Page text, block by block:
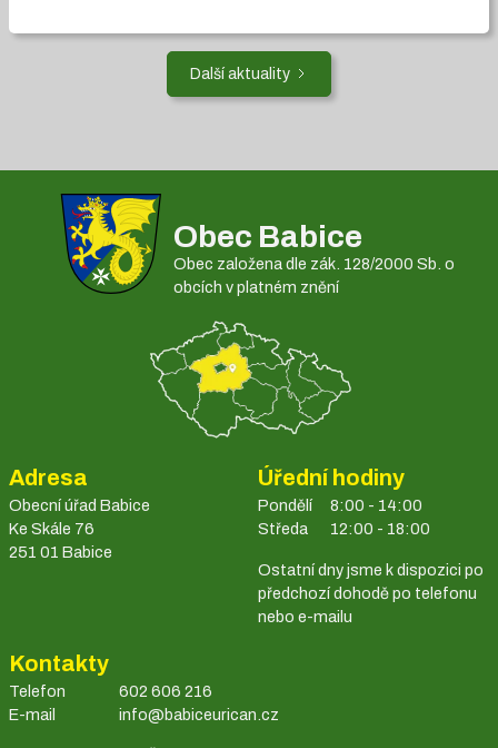
Další aktuality
Obec Babice
Obec založena dle zák. 128/2000 Sb. o
obcích v platném znění
Adresa
Obecní úřad Babice
Ke Skále 76
251 01 Babice
Úřední hodiny
Pondělí
Středa
8:00 - 14:00
12:00 - 18:00
Ostatní dny jsme k dispozici po
předchozí dohodě po telefonu
nebo e-mailu
Kontakty
Telefon
E-mail
602 606 216
info@babiceurican.cz